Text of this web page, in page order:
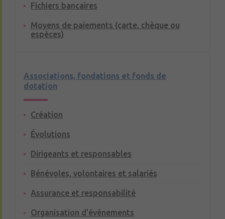
Fichiers bancaires
Moyens de paiements (carte, chèque ou
espèces)
Associations, fondations et fonds de
dotation
Création
Évolutions
Dirigeants et responsables
Bénévoles, volontaires et salariés
Assurance et responsabilité
Organisation d'événements